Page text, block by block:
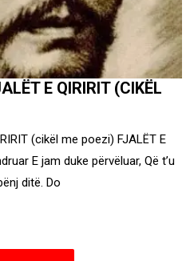
E QIRIRIT (CIKËL
(cikël me poezi) FJALËT E
E jam duke përvëluar, Që t’u
ditë. Do